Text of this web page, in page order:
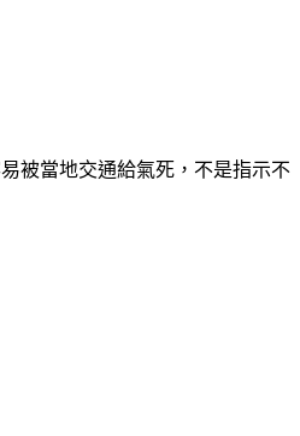
被當地交通給氣死，不是指示不